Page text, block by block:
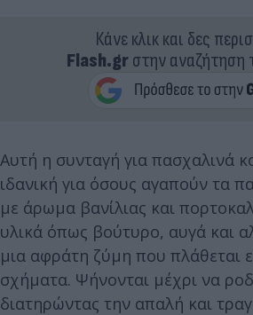
Κάνε κλικ και δες
Flash.grστην αναζήτηση
Αυτή η συνταγή για πασχαλινά
ιδανική για όσους αγαπούν τα
με άρωμα βανίλιας και
υλικά όπως βούτυρο, αυγά και
μια αφράτη ζύμη που πλάθεται
σχήματα. Ψήνονται μέχρι να
διατηρώντας την απαλή και